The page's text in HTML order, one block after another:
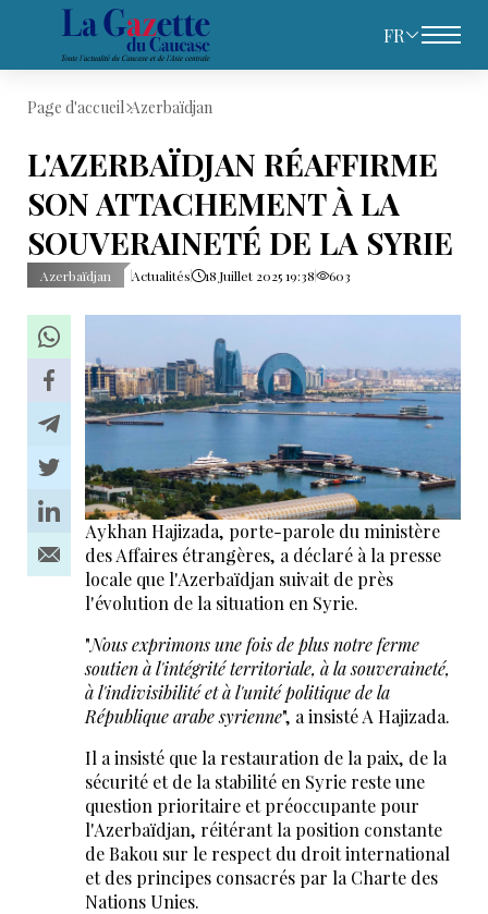
FR
Page d'accueil Azerbaïdjan
L'AZERBAÏDJAN RÉAFFIRME
SON ATTACHEMENT À LA
SOUVERAINETÉ DE LA SYRIE
Azerbaïdjan Actualités 18 Juillet 2025 19:38 603
Aykhan Hajizada, porte-parole du ministère
des Affaires étrangères, a déclaré à la presse
locale que l'Azerbaïdjan suivait de près
l'évolution de la situation en Syrie.
"Nous exprimons une fois de plus notre ferme
soutien à l'intégrité territoriale, à la souveraineté,
à l'indivisibilité et à l'unité politique de la
République arabe syrienne", a insisté A Hajizada.
Il a insisté que la restauration de la paix, de la
sécurité et de la stabilité en Syrie reste une
question prioritaire et préoccupante pour
l'Azerbaïdjan, réitérant la position constante
de Bakou sur le respect du droit international
et des principes consacrés par la Charte des
Nations Unies.